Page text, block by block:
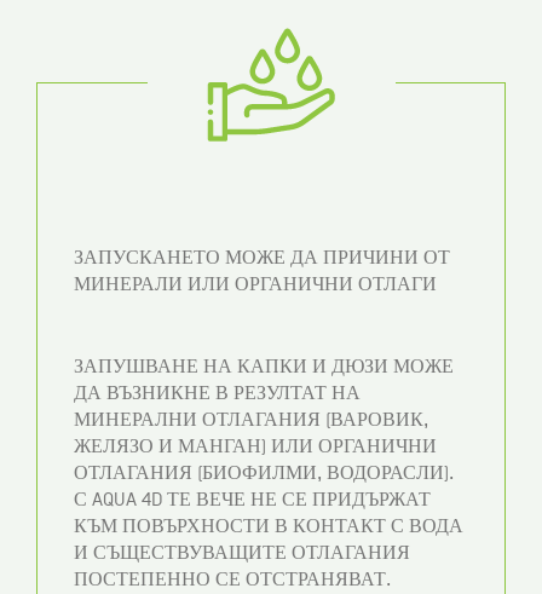
ЗАПУСКАНЕТО МОЖЕ ДА ПРИЧИНИ ОТ
МИНЕРАЛИ ИЛИ ОРГАНИЧНИ ОТЛАГИ
ЗАПУШВАНЕ НА КАПКИ И ДЮЗИ МОЖЕ
ДА ВЪЗНИКНЕ В РЕЗУЛТАТ НА
МИНЕРАЛНИ ОТЛАГАНИЯ (ВАРОВИК,
ЖЕЛЯЗО И МАНГАН) ИЛИ ОРГАНИЧНИ
ОТЛАГАНИЯ (БИОФИЛМИ, ВОДОРАСЛИ).
С AQUA 4D ТЕ ВЕЧЕ НЕ СЕ ПРИДЪРЖАТ
КЪМ ПОВЪРХНОСТИ В КОНТАКТ С ВОДА
И СЪЩЕСТВУВАЩИТЕ ОТЛАГАНИЯ
ПОСТЕПЕННО СЕ ОТСТРАНЯВАТ.